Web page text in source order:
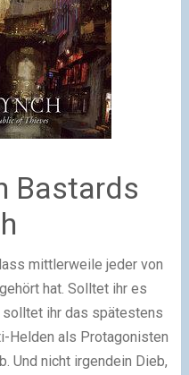
Bastards
mittlerweile jeder von
hat. Solltet ihr es
solltet ihr das spätestens
Helden als Protagonisten
Und nicht irgendein Dieb,